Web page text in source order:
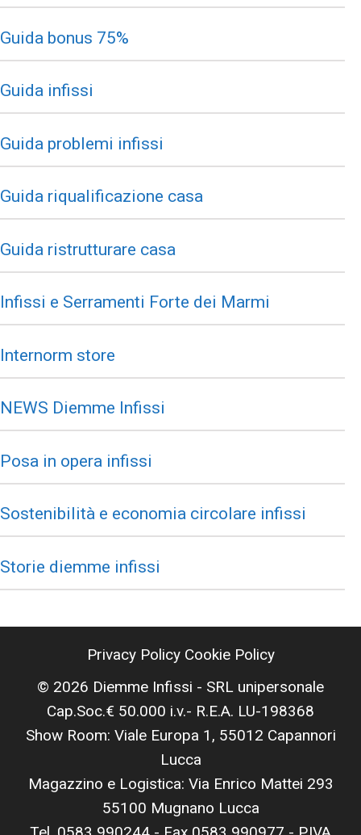
Guida bonus 75%
Guida infissi
Guida problemi infissi
Guida riqualificazione casa
Guida ristrutturare casa
Infissi e Serramenti Forte dei Marmi
Internorm store
NEWS Diemme Infissi
Posa in opera infissi
Sostenibilità e economia circolare infissi
Storie diemme infissi
Privacy Policy Cookie Policy
© 2026 Diemme Infissi - SRL unipersonale
Cap.Soc.€ 50.000 i.v.- R.E.A. LU-198368
Show Room: Viale Europa 1, 55012 Capannori
Lucca
Magazzino e Logistica: Via Enrico Mattei 293
55100 Mugnano Lucca